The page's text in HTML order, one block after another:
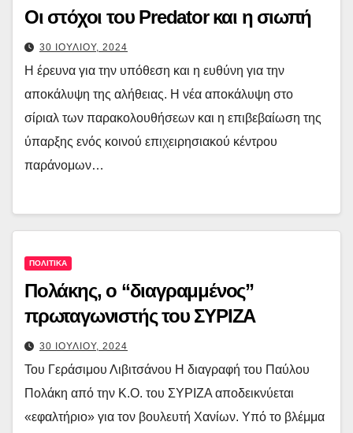
Οι στόχοι του Predator και η σιωπή
30 ΙΟΥΛΙΟΥ, 2024
Η έρευνα για την υπόθεση και η ευθύνη για την
αποκάλυψη της αλήθειας. Η νέα αποκάλυψη στο
σίριαλ των παρακολουθήσεων και η επιβεβαίωση της
ύπαρξης ενός κοινού επιχειρησιακού κέντρου
παράνομων…
ΠΟΛΙΤΙΚΑ
Πολάκης, ο “διαγραμμένος”
πρωταγωνιστής του ΣΥΡΙΖΑ
30 ΙΟΥΛΙΟΥ, 2024
Του Γεράσιμου Λιβιτσάνου Η διαγραφή του Παύλου
Πολάκη από την Κ.Ο. του ΣΥΡΙΖΑ αποδεικνύεται
«εφαλτήριο» για τον βουλευτή Χανίων. Υπό το βλέμμα